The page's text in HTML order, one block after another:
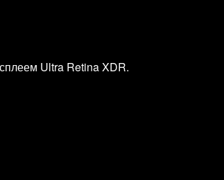
Ultra Retina XDR.